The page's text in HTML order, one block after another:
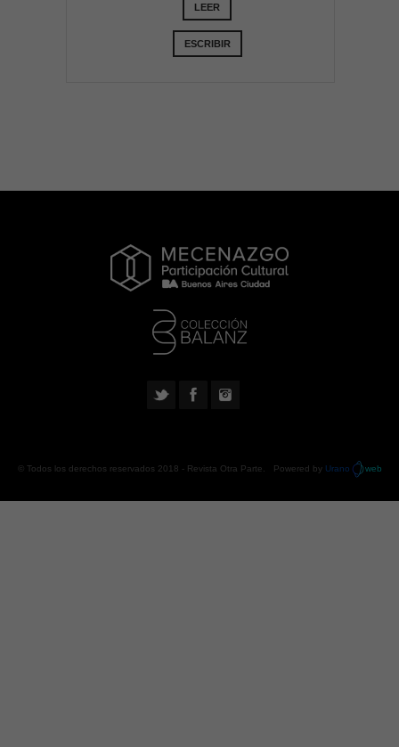
LEER
ESCRIBIR
© Todos los derechos reservados 2018 - Revista Otra Parte . Powered by Urano web